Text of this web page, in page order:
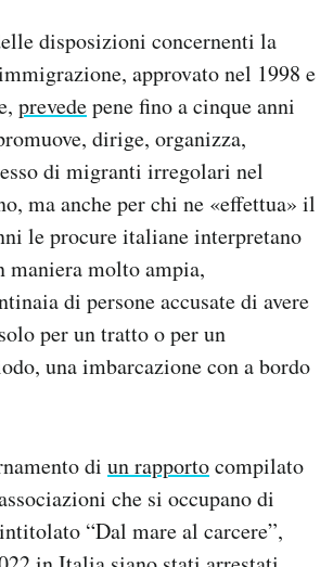
disposizioni concernenti la
approvato nel 1998 e
prevedepene fino a cinque anni
dirige, organizza,
di migranti irregolari nel
ma anche per chi ne «effettua» il
le procure italiane interpretano
maniera molto ampia,
di persone accusate di avere
per un tratto o per un
una imbarcazione con a bordo
di un rapportocompilato
che si occupano di
“Dal mare al carcere”,